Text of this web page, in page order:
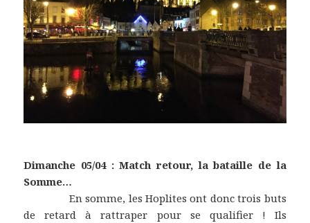
Dimanche 05/04 : Match retour, la bataille de la
Somme…
En somme, les Hoplites ont donc trois buts
de retard à rattraper pour se qualifier ! Ils